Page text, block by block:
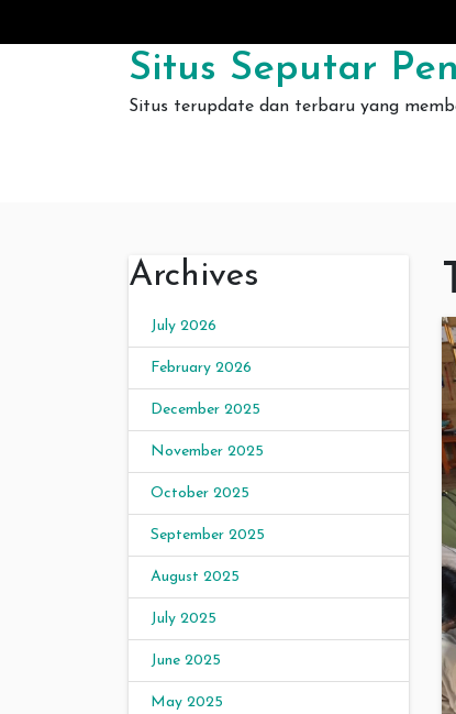
Situs Seputar
Situs terupdate dan terbaru yang
Archives
July 2026
February 2026
December 2025
November 2025
October 2025
September 2025
August 2025
July 2025
June 2025
May 2025